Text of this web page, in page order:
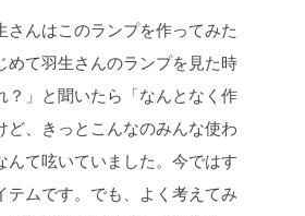
さんはこのランプを作ってみた
めて羽生さんのランプを見た時
？」と聞いたら「なんとなく作
ど、きっとこんなのみんな使わ
んて呟いていました。今ではす
テムです。でも、よく考えてみ